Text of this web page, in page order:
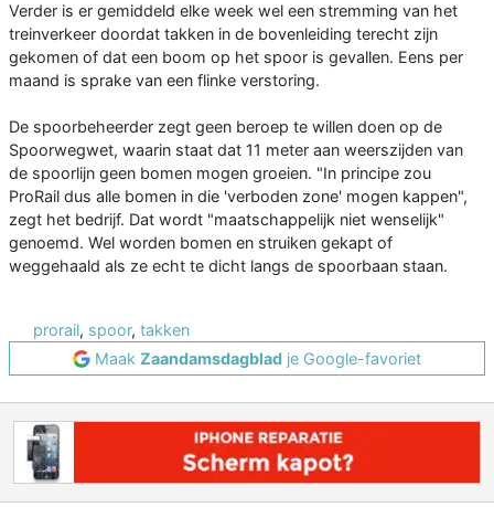
Verder is er gemiddeld elke week wel een stremming van het
treinverkeer doordat takken in de bovenleiding terecht zijn
gekomen of dat een boom op het spoor is gevallen. Eens per
maand is sprake van een flinke verstoring.
De spoorbeheerder zegt geen beroep te willen doen op de
Spoorwegwet, waarin staat dat 11 meter aan weerszijden van
de spoorlijn geen bomen mogen groeien. "In principe zou
ProRail dus alle bomen in die 'verboden zone' mogen kappen",
zegt het bedrijf. Dat wordt "maatschappelijk niet wenselijk"
genoemd. Wel worden bomen en struiken gekapt of
weggehaald als ze echt te dicht langs de spoorbaan staan.
prorail, spoor, takken
Maak Zaandamsdagblad je Google-favoriet